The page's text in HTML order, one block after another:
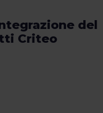
del
Criteo